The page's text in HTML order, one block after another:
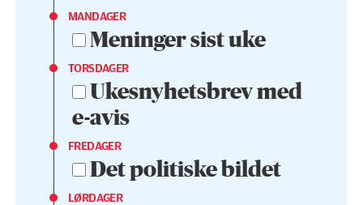
MANDAGER
Meninger sist uke
TORSDAGER
Ukesnyhetsbrev med
e-avis
FREDAGER
Det politiske bildet
LØRDAGER